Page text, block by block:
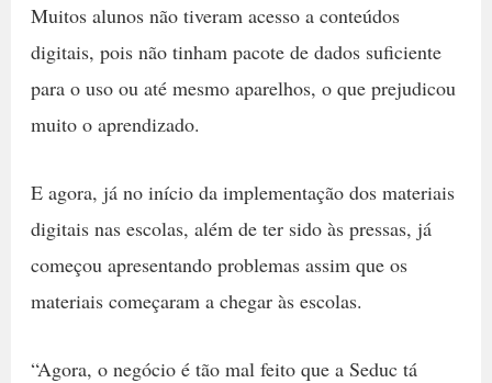
Muitos alunos não tiveram acesso a conteúdos
digitais, pois não tinham pacote de dados suficiente
para o uso ou até mesmo aparelhos, o que prejudicou
muito o aprendizado.
E agora, já no início da implementação dos materiais
digitais nas escolas, além de ter sido às pressas, já
começou apresentando problemas assim que os
materiais começaram a chegar às escolas.
“Agora, o negócio é tão mal feito que a Seduc tá